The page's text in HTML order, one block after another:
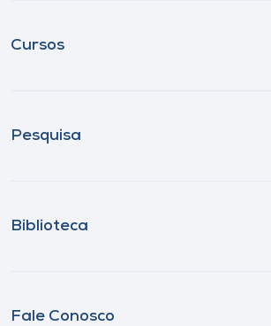
Cursos
Pesquisa
Biblioteca
Fale Conosco